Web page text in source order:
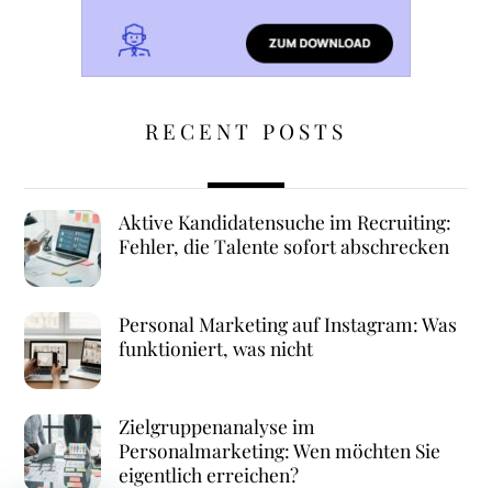
RECENT POSTS
Aktive Kandidatensuche im Recruiting:
Fehler, die Talente sofort abschrecken
Personal Marketing auf Instagram: Was
funktioniert, was nicht
Zielgruppenanalyse im
Personalmarketing: Wen möchten Sie
eigentlich erreichen?